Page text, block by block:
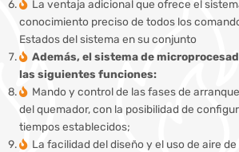
La ventaja adicional que ofrece el
conocimiento preciso de todos los
Estados del sistema en su conjunto
Además, el sistema de
las siguientes funciones:
Mando y control de las fases de
del quemador, con la posibilidad de
tiempos establecidos;
La facilidad del diseño y el uso de aire